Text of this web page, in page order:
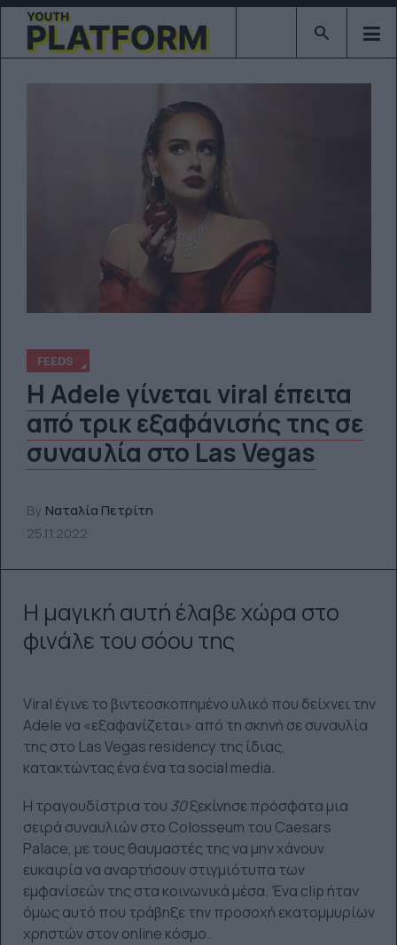
Type 2 or
FEEDS
Η Adele γίνεται viral έπειτα
από τρικ εξαφάνισής της σε
συναυλία στο Las Vegas
By Ναταλία Πετρίτη
25.11.2022
Η μαγική αυτή έλαβε χώρα στο
φινάλε του σόου της
Viral έγινε το βιντεοσκοπημένο υλικό που δείχνει την
Adele να «εξαφανίζεται» από τη σκηνή σε συναυλία
της στο Las Vegas residency της ίδιας,
κατακτώντας ένα ένα τα social media.
Η τραγουδίστρια του 30ξεκίνησε πρόσφατα μια
σειρά συναυλιών στο Colosseum του Caesars
Palace, με τους θαυμαστές της να μην χάνουν
ευκαιρία να αναρτήσουν στιγμιότυπα των
εμφανίσεών της στα κοινωνικά μέσα. Ένα clip ήταν
όμως αυτό που τράβηξε την προσοχή εκατομμυρίων
χρηστών στον online κόσμο.